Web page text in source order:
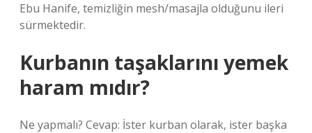
Ebu Hanife, temizliğin mesh/masajla olduğunu ileri
sürmektedir.
Kurbanın taşaklarını yemek
haram mıdır?
Ne yapmalı? Cevap: İster kurban olarak, ister başka